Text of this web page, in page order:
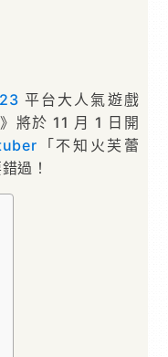
平台大人氣遊戲
將於 11 月 1 日開
「不知火芙蕾
過！